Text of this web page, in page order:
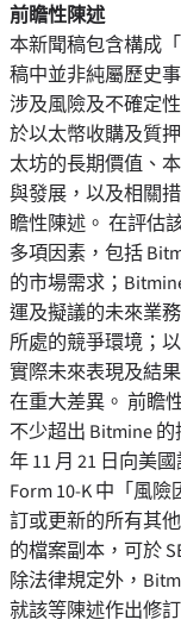
前瞻性陳述
本新聞稿包含構成
稿中並非純屬歷史
涉及風險及不確定
於以太幣收購及質
太坊的長期價值、
與發展，以及相關
瞻性陳述。 在評估
多項因素，包括
的市場需求；
運及擬議的未來業
所處的競爭環境；
實際未來表現及結
在重大差異。 前瞻
不少超出 Bitmine
年 11 月 21 日向美
Form 10-K 中「風
訂或更新的所有其他
的檔案副本，可於
除法律規定外，
就該等陳述作出修